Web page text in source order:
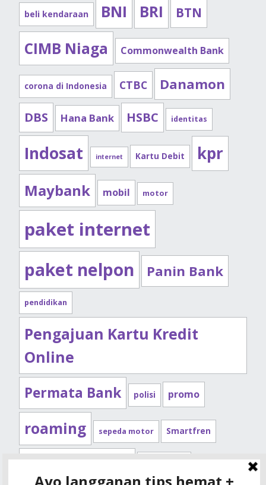
beli kendaraan BNI BRI BTN
CIMB Niaga Commonwealth Bank
corona di Indonesia CTBC Danamon
DBS Hana Bank HSBC identitas
Indosat internet Kartu Debit kpr
Maybank mobil motor
paket internet
paket nelpon Panin Bank
pendidikan
Pengajuan Kartu Kredit
Online
Permata Bank polisi promo
roaming sepeda motor Smartfren
Standard Chartered syarat kpr